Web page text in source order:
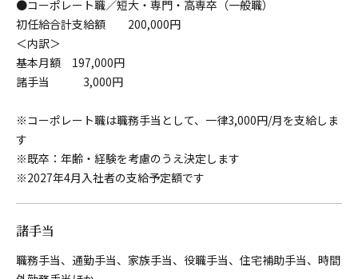
●コーポレート職／短大・専門・高専卒（一般職）
初任給合計支給額 200,000円
＜内訳＞
基本月額 197,000円
諸手当 3,000円
※コーポレート職は職務手当として、一律3,000円/月を支給しま
す
※既卒：年齢・経験を考慮のうえ決定します
※2027年4月入社者の支給予定額です
諸手当
職務手当、通勤手当、家族手当、役職手当、住宅補助手当、時間